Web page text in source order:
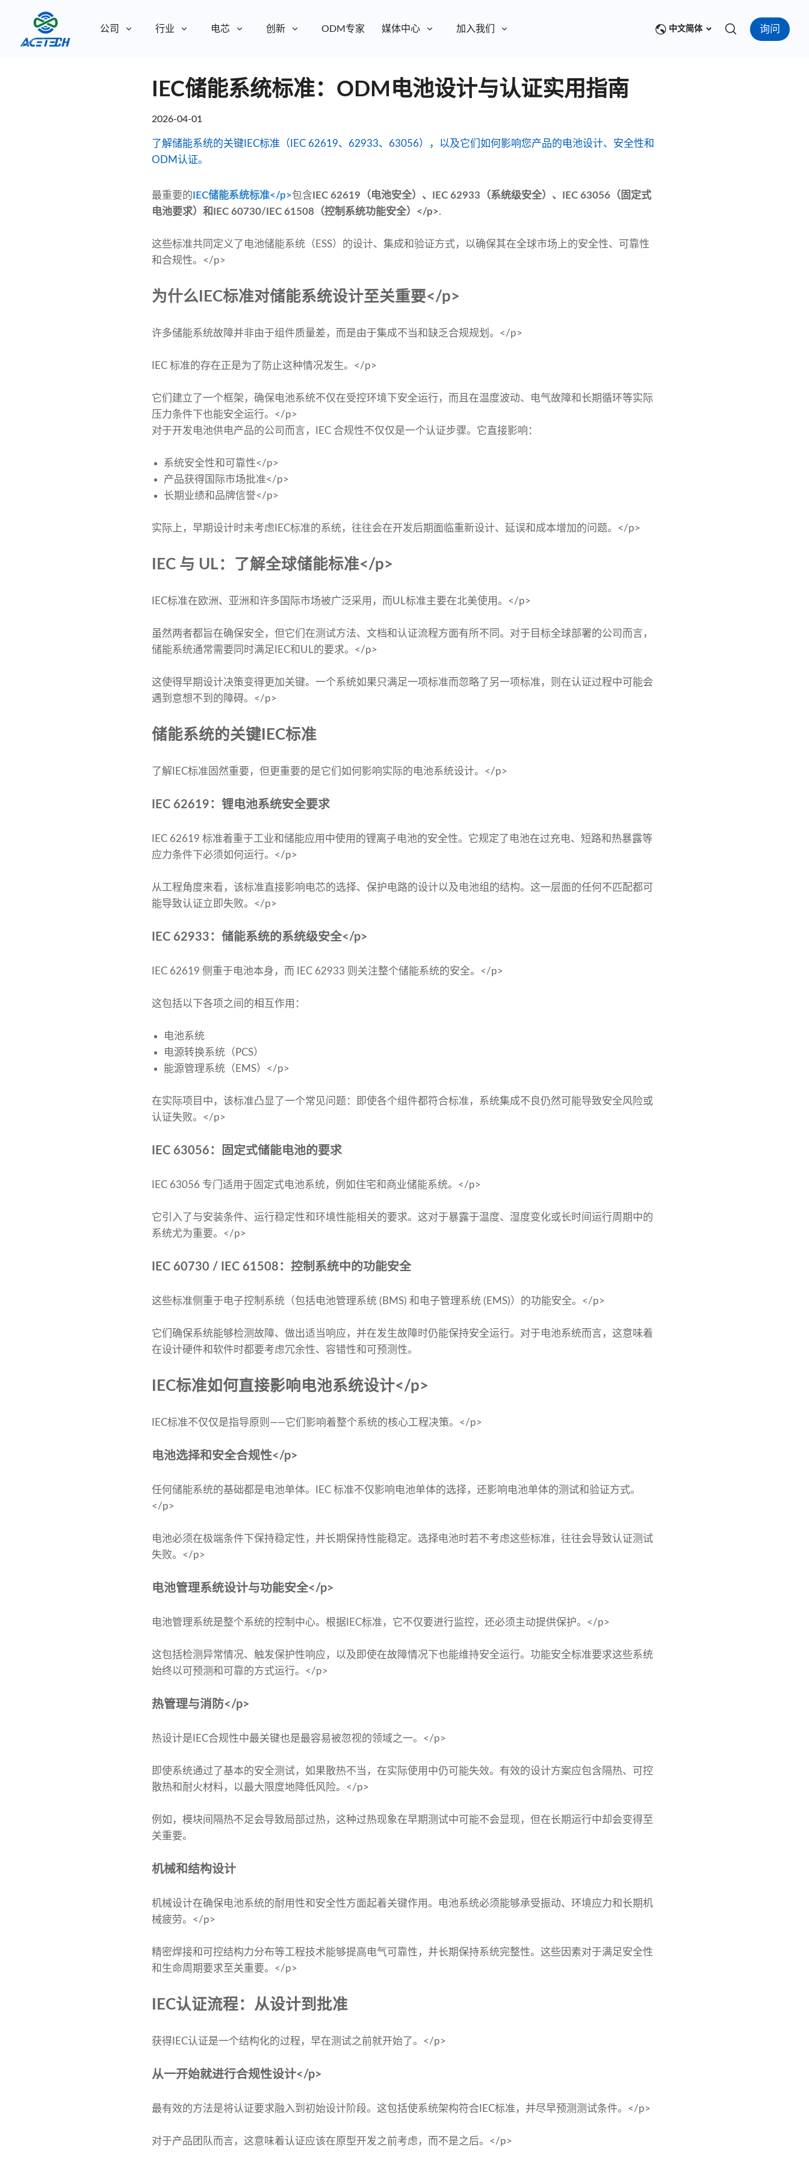
公司 行业 电芯 创新 ODM专家 媒体中心 加入我们 中文简体 询问
IEC储能系统标准：ODM电池设计与认证实用指南
2026-04-01
了解储能系统的关键IEC标准（IEC 62619、62933、63056），以及它们如何影响您产品的电池设计、安全性和
ODM认证。
最重要的 IEC储能系统标准</p>包含 IEC 62619（电池安全）、IEC 62933（系统级安全）、IEC 63056（固定式
电池要求）和IEC 60730/IEC 61508（控制系统功能安全）</p>.
这些标准共同定义了电池储能系统（ESS）的设计、集成和验证方式，以确保其在全球市场上的安全性、可靠性
和合规性。</p>
为什么IEC标准对储能系统设计至关重要</p>
许多储能系统故障并非由于组件质量差，而是由于集成不当和缺乏合规规划。</p>
IEC 标准的存在正是为了防止这种情况发生。</p>
它们建立了一个框架，确保电池系统不仅在受控环境下安全运行，而且在温度波动、电气故障和长期循环等实际
压力条件下也能安全运行。</p>
对于开发电池供电产品的公司而言，IEC 合规性不仅仅是一个认证步骤。它直接影响：
系统安全性和可靠性</p>
产品获得国际市场批准</p>
长期业绩和品牌信誉</p>
实际上，早期设计时未考虑IEC标准的系统，往往会在开发后期面临重新设计、延误和成本增加的问题。</p>
IEC 与 UL：了解全球储能标准</p>
IEC标准在欧洲、亚洲和许多国际市场被广泛采用，而UL标准主要在北美使用。</p>
虽然两者都旨在确保安全，但它们在测试方法、文档和认证流程方面有所不同。对于目标全球部署的公司而言，
储能系统通常需要同时满足IEC和UL的要求。</p>
这使得早期设计决策变得更加关键。一个系统如果只满足一项标准而忽略了另一项标准，则在认证过程中可能会
遇到意想不到的障碍。</p>
储能系统的关键IEC标准
了解IEC标准固然重要，但更重要的是它们如何影响实际的电池系统设计。</p>
IEC 62619：锂电池系统安全要求
IEC 62619 标准着重于工业和储能应用中使用的锂离子电池的安全性。它规定了电池在过充电、短路和热暴露等
应力条件下必须如何运行。</p>
从工程角度来看，该标准直接影响电芯的选择、保护电路的设计以及电池组的结构。这一层面的任何不匹配都可
能导致认证立即失败。</p>
IEC 62933：储能系统的系统级安全</p>
IEC 62619 侧重于电池本身，而 IEC 62933 则关注整个储能系统的安全。</p>
这包括以下各项之间的相互作用：
电池系统
电源转换系统（PCS）
能源管理系统（EMS）</p>
在实际项目中，该标准凸显了一个常见问题：即使各个组件都符合标准，系统集成不良仍然可能导致安全风险或
认证失败。</p>
IEC 63056：固定式储能电池的要求
IEC 63056 专门适用于固定式电池系统，例如住宅和商业储能系统。</p>
它引入了与安装条件、运行稳定性和环境性能相关的要求。这对于暴露于温度、湿度变化或长时间运行周期中的
系统尤为重要。</p>
IEC 60730 / IEC 61508：控制系统中的功能安全
这些标准侧重于电子控制系统（包括电池管理系统 (BMS) 和电子管理系统 (EMS)）的功能安全。</p>
它们确保系统能够检测故障、做出适当响应，并在发生故障时仍能保持安全运行。对于电池系统而言，这意味着
在设计硬件和软件时都要考虑冗余性、容错性和可预测性。
IEC标准如何直接影响电池系统设计</p>
IEC标准不仅仅是指导原则——它们影响着整个系统的核心工程决策。</p>
电池选择和安全合规性</p>
任何储能系统的基础都是电池单体。IEC 标准不仅影响电池单体的选择，还影响电池单体的测试和验证方式。
</p>
电池必须在极端条件下保持稳定性，并长期保持性能稳定。选择电池时若不考虑这些标准，往往会导致认证测试
失败。</p>
电池管理系统设计与功能安全</p>
电池管理系统是整个系统的控制中心。根据IEC标准，它不仅要进行监控，还必须主动提供保护。</p>
这包括检测异常情况、触发保护性响应，以及即使在故障情况下也能维持安全运行。功能安全标准要求这些系统
始终以可预测和可靠的方式运行。</p>
热管理与消防</p>
热设计是IEC合规性中最关键也是最容易被忽视的领域之一。</p>
即使系统通过了基本的安全测试，如果散热不当，在实际使用中仍可能失效。有效的设计方案应包含隔热、可控
散热和耐火材料，以最大限度地降低风险。</p>
例如，模块间隔热不足会导致局部过热，这种过热现象在早期测试中可能不会显现，但在长期运行中却会变得至
关重要。
机械和结构设计
机械设计在确保电池系统的耐用性和安全性方面起着关键作用。电池系统必须能够承受振动、环境应力和长期机
械疲劳。</p>
精密焊接和可控结构力分布等工程技术能够提高电气可靠性，并长期保持系统完整性。这些因素对于满足安全性
和生命周期要求至关重要。</p>
IEC认证流程：从设计到批准
获得IEC认证是一个结构化的过程，早在测试之前就开始了。</p>
从一开始就进行合规性设计</p>
最有效的方法是将认证要求融入到初始设计阶段。这包括使系统架构符合IEC标准，并尽早预测测试条件。</p>
对于产品团队而言，这意味着认证应该在原型开发之前考虑，而不是之后。</p>